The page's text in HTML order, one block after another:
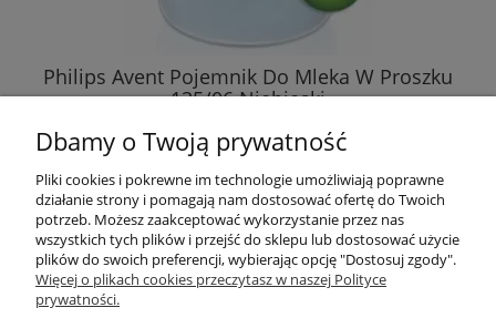
Philips Avent Pojemnik Do Mleka W Proszku
135/06 Niebieski
27,68 zł
DO KOSZYKA
Dbamy o Twoją prywatność
Pliki cookies i pokrewne im technologie umożliwiają poprawne
działanie strony i pomagają nam dostosować ofertę do Twoich
potrzeb. Możesz zaakceptować wykorzystanie przez nas
wszystkich tych plików i przejść do sklepu lub dostosować użycie
plików do swoich preferencji, wybierając opcję "Dostosuj zgody".
Więcej o plikach cookies przeczytasz w naszej Polityce
prywatności.